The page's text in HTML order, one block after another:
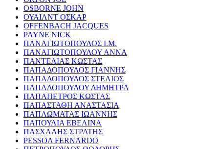
OSBORNE JOHN
ΟΥΑΙΛΝΤ ΟΣΚΑΡ
OFFENBACH JACQUES
PAYNE NICK
ΠΑΝΑΓΙΩΤΟΠΟΥΛΟΣ Ι.Μ.
ΠΑΝΑΓΙΩΤΟΠΟΥΛΟΥ ΑΝΝΑ
ΠΑΝΤΕΛΙΑΣ ΚΩΣΤΑΣ
ΠΑΠΑΔΟΠΟΥΛΟΣ ΓΙΑΝΝΗΣ
ΠΑΠΑΔΟΠΟΥΛΟΣ ΣΤΕΛΙΟΣ
ΠΑΠΑΔΟΠΟΥΛΟΥ ΔΗΜΗΤΡΑ
ΠΑΠΑΠΕΤΡΟΣ ΚΩΣΤΑΣ
ΠΑΠΑΣΤΑΘΗ ΑΝΑΣΤΑΣΙΑ
ΠΑΠΛΩΜΑΤΑΣ ΙΩΑΝΝΗΣ
ΠΑΠΟΥΛΙΑ ΕΒΕΛΙΝΑ
ΠΑΣΧΑΛΗΣ ΣΤΡΑΤΗΣ
PESSOA FERNARDO